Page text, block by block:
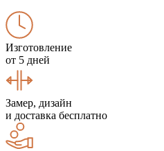
Изготовление
от 5 дней
Замер, дизайн
и доставка бесплатно